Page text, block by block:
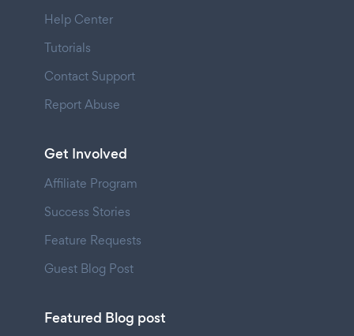
Help Center
Tutorials
Contact Support
Report Abuse
Get Involved
Affiliate Program
Success Stories
Feature Requests
Guest Blog Post
Featured Blog post